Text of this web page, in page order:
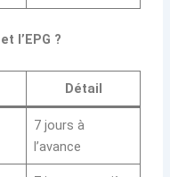
l’EPG ?
Détail
7 jours à
l’avance